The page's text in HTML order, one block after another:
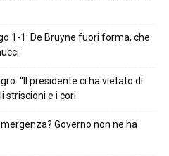
1-1: De Bruyne fuori forma, che
“Il presidente ci ha vietato di
striscioni e i cori
Governo non ne ha